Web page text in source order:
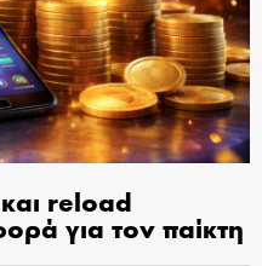
reload
για τον παίκτη